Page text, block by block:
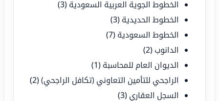
الخطوط الجوية العربية السعودية (3)
الخطوط الحديدية (3)
الخطوط السعودية (7)
الدانوب (2)
الديوان العام للمحاسبة (1)
الراجحي للتأمين التعاوني (تكافل الراجحي)(2)
السجل العقاري (3)